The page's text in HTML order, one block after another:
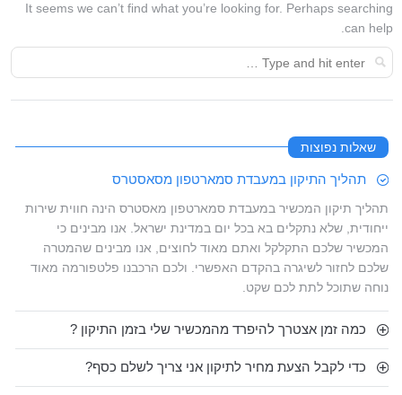
It seems we can’t find what you’re looking for. Perhaps searching
can help.
שאלות נפוצות
תהליך התיקון במעבדת סמארטפון מסאסטרס
תהליך תיקון המכשיר במעבדת סמארטפון מאסטרס הינה חווית שירות
ייחודית, שלא נתקלים בא בכל יום במדינת ישראל. אנו מבינים כי
המכשיר שלכם התקלקל ואתם מאוד לחוצים, אנו מבינים שהמטרה
שלכם לחזור לשיגרה בהקדם האפשרי. ולכם הרכבנו פלטפורמה מאוד
נוחה שתוכל לתת לכם שקט.
כמה זמן אצטרך להיפרד מהמכשיר שלי בזמן התיקון ?
כדי לקבל הצעת מחיר לתיקון אני צריך לשלם כסף?